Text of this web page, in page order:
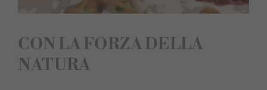
CON LA FORZA DELLA
NATURA